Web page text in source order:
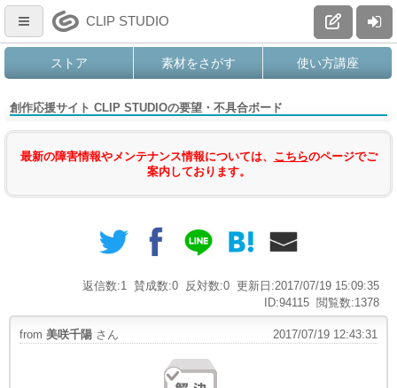
CLIP STUDIO
ストア 素材をさがす 使い方講座
創作応援サイト CLIP STUDIOの要望・不具合ボード
最新の障害情報やメンテナンス情報については、 こちらのページでご
案内しております。
更新日:2017/07/19 15:09:35
反対数:0
賛成数:0
返信数:1
閲覧数:1378
ID:94115
from 美咲千陽 さん 2017/07/19 12:43:31